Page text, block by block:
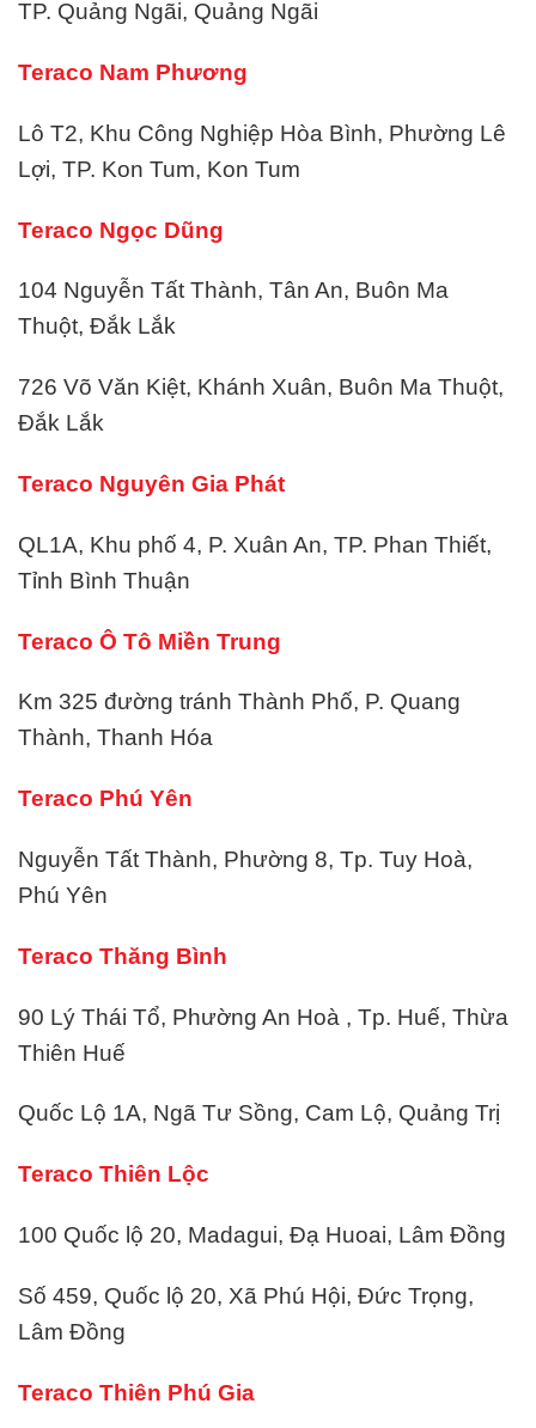
TP. Quảng Ngãi, Quảng Ngãi
Teraco Nam Phương
Lô T2, Khu Công Nghiệp Hòa Bình, Phường Lê
Lợi, TP. Kon Tum, Kon Tum
Teraco Ngọc Dũng
104 Nguyễn Tất Thành, Tân An, Buôn Ma
Thuột, Đắk Lắk
726 Võ Văn Kiệt, Khánh Xuân, Buôn Ma Thuột,
Đắk Lắk
Teraco Nguyên Gia Phát
QL1A, Khu phố 4, P. Xuân An, TP. Phan Thiết,
Tỉnh Bình Thuận
Teraco Ô Tô Miền Trung
Km 325 đường tránh Thành Phố, P. Quang
Thành, Thanh Hóa
Teraco Phú Yên
Nguyễn Tất Thành, Phường 8, Tp. Tuy Hoà,
Phú Yên
Teraco Thăng Bình
90 Lý Thái Tổ, Phường An Hoà , Tp. Huế, Thừa
Thiên Huế
Quốc Lộ 1A, Ngã Tư Sồng, Cam Lộ, Quảng Trị
Teraco Thiên Lộc
100 Quốc lộ 20, Madagui, Đạ Huoai, Lâm Đồng
Số 459, Quốc lộ 20, Xã Phú Hội, Đức Trọng,
Lâm Đồng
Teraco Thiên Phú Gia